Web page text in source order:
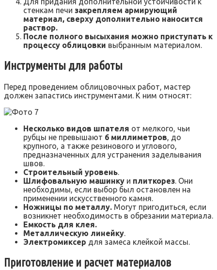
стенкам печи закрепляем армирующий
материал, сверху дополнительно наносится
раствор.
После полного высыхания можно приступать к
процессу облицовки выбранным материалом.
Инструменты для работы
Перед проведением облицовочных работ, мастер
должен запастись инструментами. К ним относят:
Несколько видов шпателя от мелкого, чьи
рубцы не превышают 6 миллиметров, до
крупного, а также резинового и углового,
предназначенных для устранения заделывания
швов.
Строительный уровень.
Шлифовальную машинку и плиткорез. Они
необходимы, если выбор был остановлен на
применении искусственного камня.
Ножницы по металлу. Могут пригодиться, если
возникнет необходимость в обрезании материала.
Емкость для клея.
Металлическую линейку.
Электромиксер для замеса клейкой массы.
Приготовление и расчет материалов